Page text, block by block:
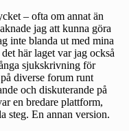
– ofta om annat än
jag att kunna göra
inte blanda ut med mina
här laget var jag också
sjukskrivning för
diverse forum runt
och diskuterande på
en bredare plattform,
steg. En annan version.